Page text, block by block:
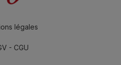
légales
- CGU